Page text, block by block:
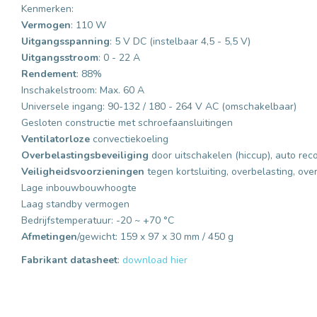
Kenmerken:
Vermogen: 110 W
Uitgangsspanning: 5 V DC (instelbaar 4,5 - 5,5 V)
Uitgangsstroom: 0 - 22 A
Rendement: 88%
Inschakelstroom: Max. 60 A
Universele ingang: 90-132 / 180 - 264 V AC (omschakelbaar)
Gesloten constructie met schroefaansluitingen
Ventilatorloze convectiekoeling
Overbelastingsbeveiliging door uitschakelen (hiccup), auto
Veiligheidsvoorzieningen tegen kortsluiting, overbelasting,
Lage inbouwbouwhoogte
Laag standby vermogen
Bedrijfstemperatuur: -20 ~ +70 °C
Afmetingen/gewicht: 159 x 97 x 30 mm / 450 g
Fabrikant datasheet: download hier